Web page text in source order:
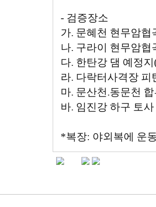
- 검증장소
가. 문혜천 현무암
나. 구라이 현무암
다. 한탄강 댐 예정
라. 다락터사격장 피
마. 문산천.동문천
바. 임진강 하구 토
*복장: 야외복에 운